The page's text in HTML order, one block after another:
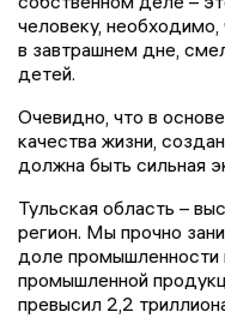
человеку, необходимо,
в завтрашнем дне,
детей.
Очевидно, что в
качества жизни,
должна быть сильная
Тульская область –
регион. Мы прочно
доле
промышленной
превысил 2,2